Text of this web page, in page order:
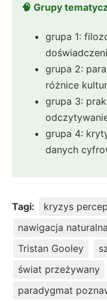
🧠 Grupy
grupa 1:
grupa 2:
różnice
grupa 3:
grupa 4:
danych
Tagi: kryzys
nawigacja naturalna
Tristan Gooley
świat przeżywany
paradygmat